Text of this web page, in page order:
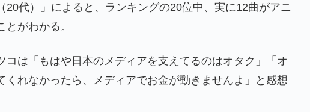
20代）」によると、ランキングの20位中、実に12曲がアニ
がわかる。
コは「もはや日本のメディアを支えてるのはオタク」「オ
くれなかったら、メディアでお金が動きませんよ」と感想